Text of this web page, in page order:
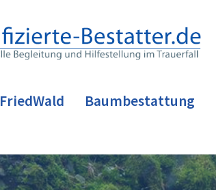
FriedWald Baumbestattung